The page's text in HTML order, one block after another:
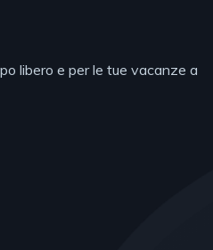
libero e per le tue vacanze a